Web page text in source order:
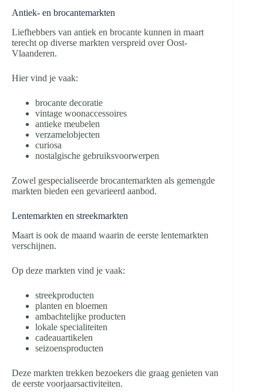
Antiek- en brocantemarkten
Liefhebbers van antiek en brocante kunnen in maart
terecht op diverse markten verspreid over Oost-
Vlaanderen.
Hier vind je vaak:
brocante decoratie
vintage woonaccessoires
antieke meubelen
verzamelobjecten
curiosa
nostalgische gebruiksvoorwerpen
Zowel gespecialiseerde brocantemarkten als gemengde
markten bieden een gevarieerd aanbod.
Lentemarkten en streekmarkten
Maart is ook de maand waarin de eerste lentemarkten
verschijnen.
Op deze markten vind je vaak:
streekproducten
planten en bloemen
ambachtelijke producten
lokale specialiteiten
cadeauartikelen
seizoensproducten
Deze markten trekken bezoekers die graag genieten van
de eerste voorjaarsactiviteiten.